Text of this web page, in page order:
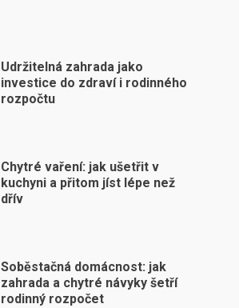
Udržitelná zahrada jako
investice do zdraví i rodinného
rozpočtu
Chytré vaření: jak ušetřit v
kuchyni a přitom jíst lépe než
dřív
Soběstačná domácnost: jak
zahrada a chytré návyky šetří
rodinný rozpočet